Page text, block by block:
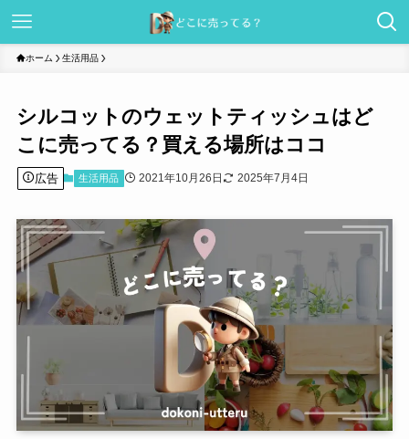
ホーム 生活用品
シルコットのウェットティッシュはど
こに売ってる？買える場所はココ
広告 生活用品 2021年10月26日 2025年7月4日